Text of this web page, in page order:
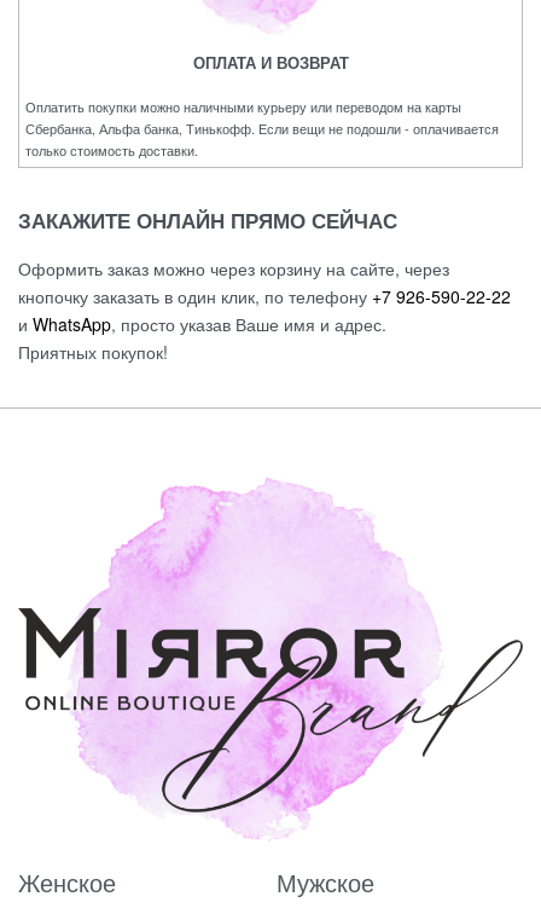
ОПЛАТА И ВОЗВРАТ
Оплатить покупки можно наличными курьеру или переводом на карты
Сбербанка, Альфа банка, Тинькофф. Если вещи не подошли - оплачивается
только стоимость доставки.
ЗАКАЖИТЕ ОНЛАЙН ПРЯМО СЕЙЧАС
Оформить заказ можно через корзину на сайте, через
кнопочку заказать в один клик, по телефону +7 926-590-22-22
и WhatsApp, просто указав Ваше имя и адрес.
Приятных покупок!
Женское Мужское